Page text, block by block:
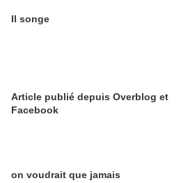
Il songe
Article publié depuis Overblog et
Facebook
on voudrait que jamais